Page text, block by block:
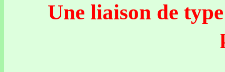
Une liaison de